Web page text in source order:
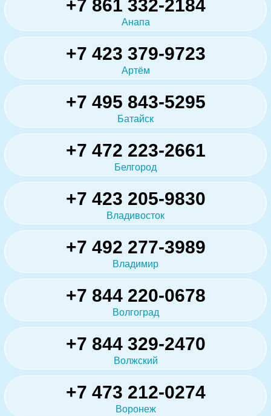
+7 861 332-2184
Анапа
+7 423 379-9723
Артём
+7 495 843-5295
Батайск
+7 472 223-2661
Белгород
+7 423 205-9830
Владивосток
+7 492 277-3989
Владимир
+7 844 220-0678
Волгоград
+7 844 329-2470
Волжский
+7 473 212-0274
Воронеж